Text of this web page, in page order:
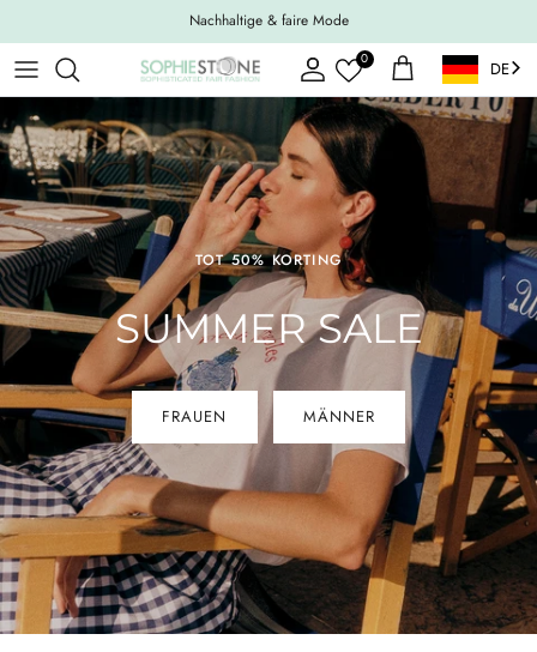
Nachhaltige & faire Mode
Konto
0
Einkaufswagen DE
TOT 50% KORTING
SUMMER SALE
FRAUEN MÄNNER